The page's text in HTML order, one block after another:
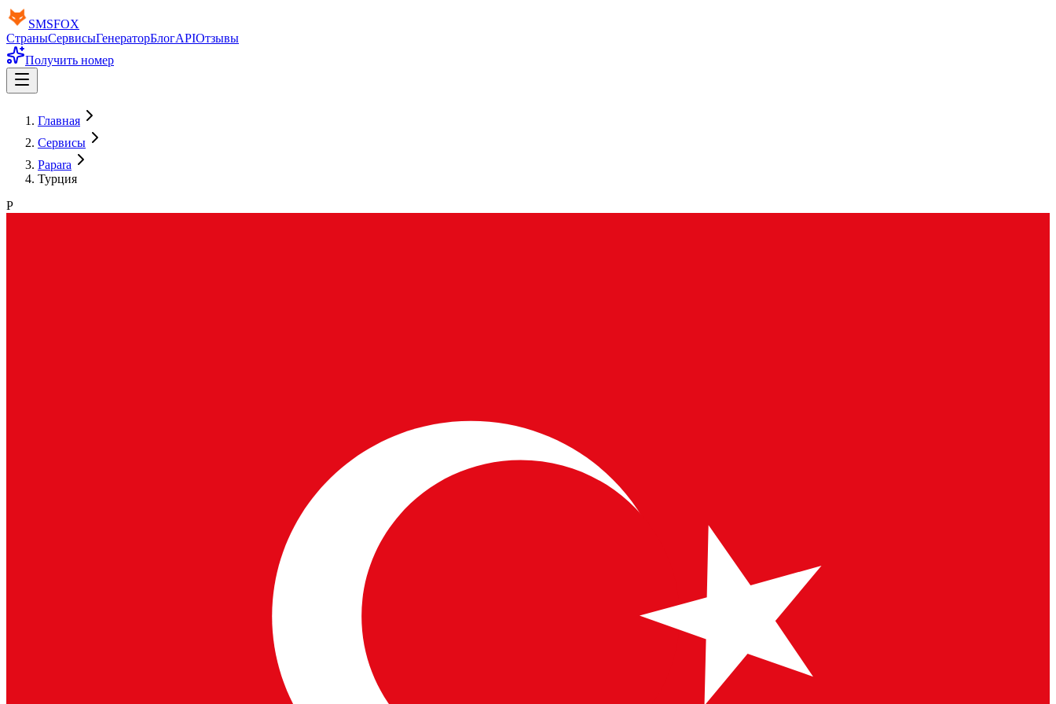
SMSFOX
СтраныСервисыГенераторБлогAPIОтзывы
Получить номер
Главная
Сервисы
Papara
Турция
P